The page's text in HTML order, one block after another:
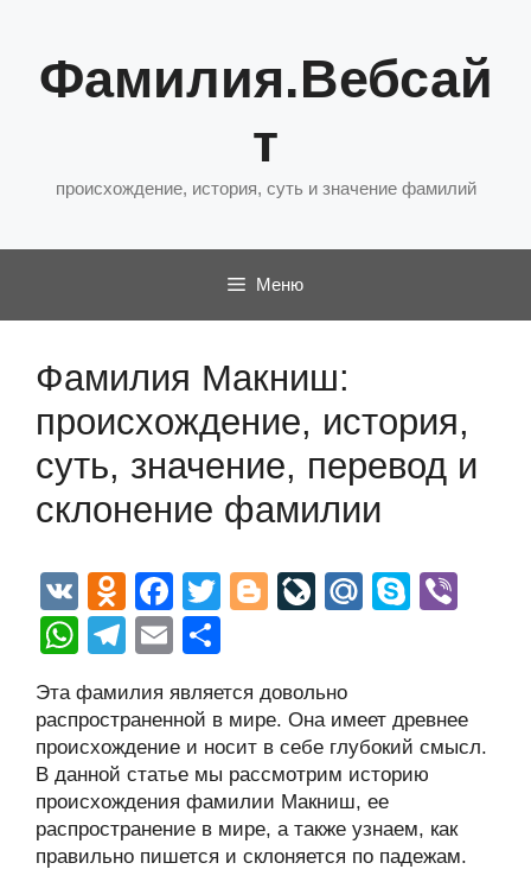
содержимому
Фамилия.Вебсай
т
происхождение, история, суть и значение фамилий
Меню
Фамилия Макниш:
происхождение, история,
суть, значение, перевод и
склонение фамилии
V
K
O
d
n
o
kl
a
ss
ni
F
a
c
e
b
o
o
k
T
er
Bl
g
er
Li
J
o
ur
n
al
M
u
S
e
W
at
s
A
p
p
T
e
gr
a
m
E
ail р
а
в
и
ть
Эта фамилия является довольно
распространенной в мире. Она имеет древнее
происхождение и носит в себе глубокий смысл.
В данной статье мы рассмотрим историю
происхождения фамилии Макниш, ее
распространение в мире, а также узнаем, как
правильно пишется и склоняется по падежам.